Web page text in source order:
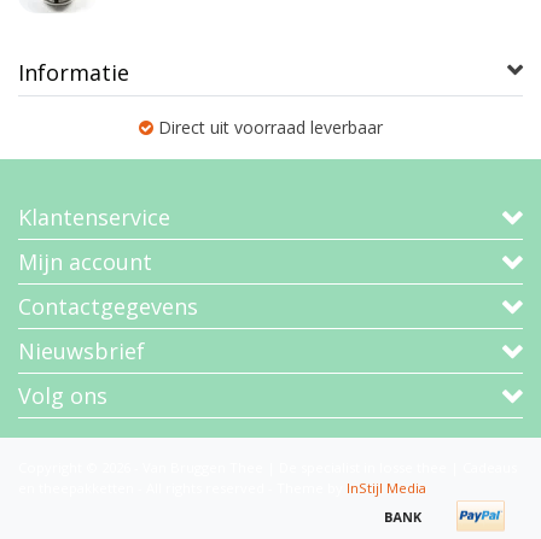
Informatie
Direct uit voorraad leverbaar
Klantenservice
Mijn account
Contactgegevens
Nieuwsbrief
Volg ons
InStijl Media